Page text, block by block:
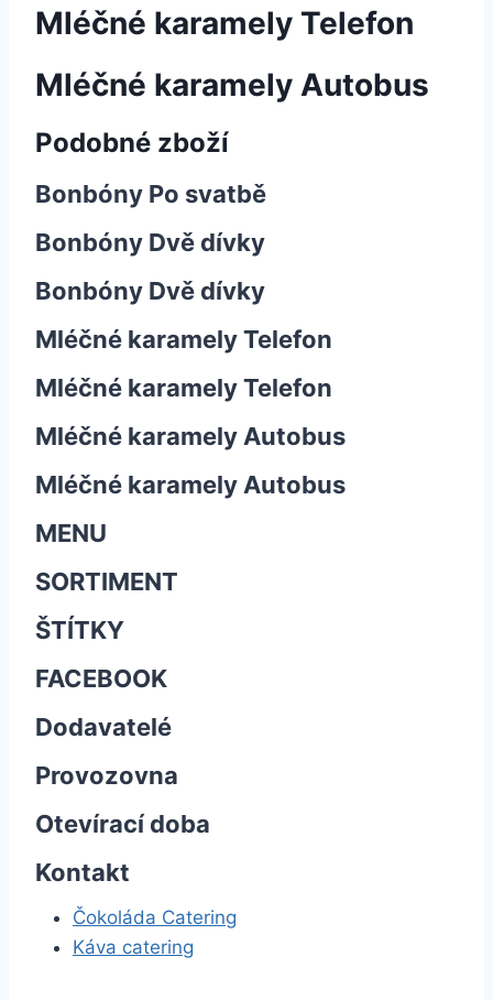
Mléčné karamely Telefon
Mléčné karamely Autobus
Podobné zboží
Bonbóny Po svatbě
Bonbóny Dvě dívky
Bonbóny Dvě dívky
Mléčné karamely Telefon
Mléčné karamely Telefon
Mléčné karamely Autobus
Mléčné karamely Autobus
MENU
SORTIMENT
ŠTÍTKY
FACEBOOK
Dodavatelé
Provozovna
Otevírací doba
Kontakt
Čokoláda Catering
Káva catering